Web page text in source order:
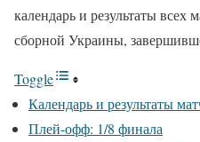
календарь и результаты всех
сборной Украины,
Toggle
Календарь и результаты
Плей-офф: 1/8 финала